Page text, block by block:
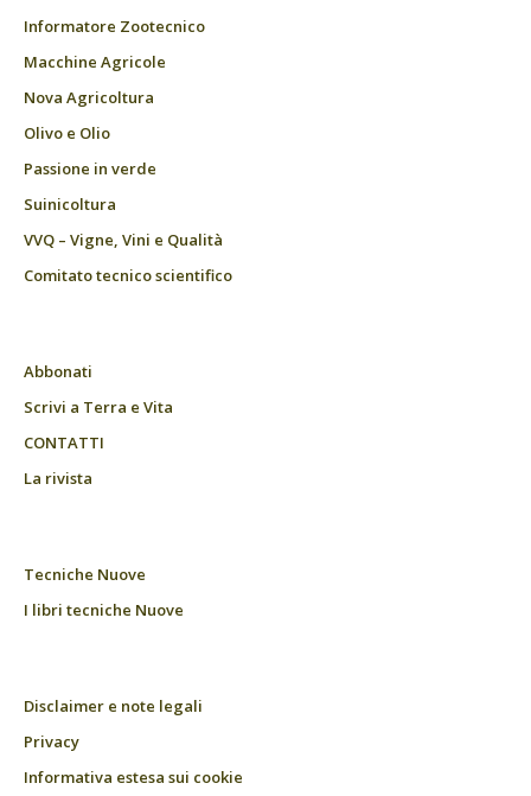
Informatore Zootecnico
Macchine Agricole
Nova Agricoltura
Olivo e Olio
Passione in verde
Suinicoltura
VVQ – Vigne, Vini e Qualità
Comitato tecnico scientifico
Abbonati
Scrivi a Terra e Vita
CONTATTI
La rivista
Tecniche Nuove
I libri tecniche Nuove
Disclaimer e note legali
Privacy
Informativa estesa sui cookie